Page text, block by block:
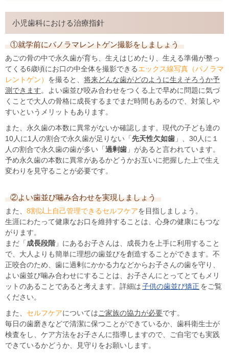
小児歯科における治療指針
①就学前にパノラマレントゲン撮影をしましょう
あごの骨の中で永久歯が育ち、生えはじめたり、生える準備が整っ
てくる6歳頃にお口の中全体を撮影できるエックス線写真（パノラマ
レントゲン） を撮ると、 将来どんな歯がどのように生えそろうか予
測できます。よい歯並び咬み合わせをつくる上で早めに問題に気づ
くことで大人の骨格に成長するまでまだ時間もあるので、対策しや
すいというメリットもあります。
また、永久歯の本数に異常がないか確認します。現代の子ども達の
10人に1人の割合で永久歯が足りない「先天性欠如歯 」、30人に１
人の割合で永久歯の歯が多い「過剰歯 」があると言われています。
予め永久歯の本数に異常があるかどうかお互いに把握した上で生え
変わりを見守ることが必要です。
②よい歯並び噛み合わせを実現しましょう
また、 8割以上自己管理できるセルフケアを目指しましょう。
生涯にわたって健康なお口を維持することは、心身の健康にもつな
がります。
まだ「成長段階」にあるお子さんは、成長力を上手に利用すること
で、大人よりも簡単に理想の歯並びを創造することができます。不
正咬合のため、歯に過剰にかかる力などからお子さんの歯を守り、
よい歯並び噛み合わせにすることは、お子さんにとってとてもメリ
ットのあることであると考えます。詳細は子供の歯並び矯正 をご覧
ください。
また、 セルフケアについてはご家族の協力が必要です。
毎日の歯磨きなどで清潔に保つことができているか、歯科衛生士が
検査をし、ケア方法をお子さんに指導しますので、ご自宅でも実践
できているかどうか、見守りをお願いします。